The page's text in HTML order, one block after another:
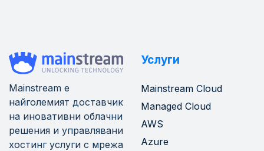
Mainstream е
найголемият доставчик
на иновативни облачни
решения и управлявани
хостинг услуги с мрежа
Услуги
Mainstream Cloud
Managed Cloud
AWS
Azure